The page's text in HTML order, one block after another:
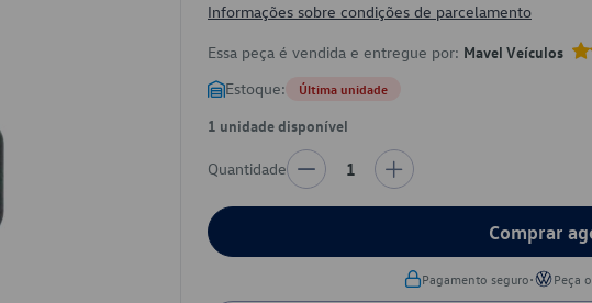
Informações sobre condições de parcelamento
Essa peça é vendida e entregue por: Mavel Veículos
Estoque: Última unidade
1 unidade disponível
Quantidade 1
Comprar
Pagamento seguro• Peça